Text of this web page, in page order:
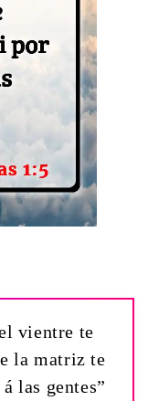
vientre te
la matriz te
las gentes”